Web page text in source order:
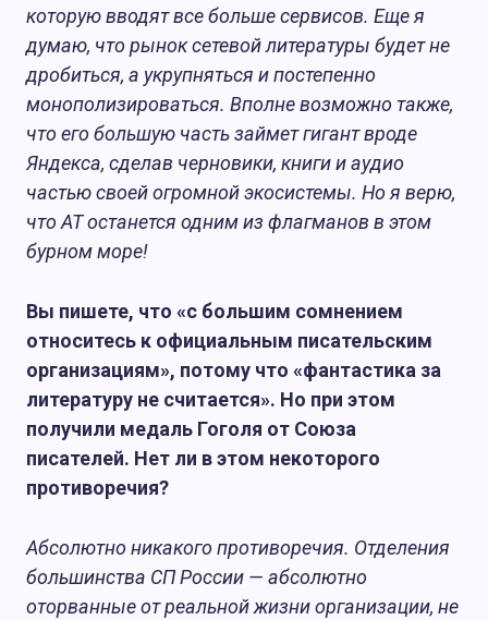
которую вводят все больше сервисов. Еще я
думаю, что рынок сетевой литературы будет не
дробиться, а укрупняться и постепенно
монополизироваться. Вполне возможно также,
что его большую часть займет гигант вроде
Яндекса, сделав черновики, книги и аудио
частью своей огромной экосистемы. Но я верю,
что АТ останется одним из флагманов в этом
бурном море!
Вы пишете, что «с большим сомнением
относитесь к официальным писательским
организациям», потому что «фантастика за
литературу не считается». Но при этом
получили медаль Гоголя от Союза
писателей. Нет ли в этом некоторого
противоречия?
Абсолютно никакого противоречия. Отделения
большинства СП России — абсолютно
оторванные от реальной жизни организации, не